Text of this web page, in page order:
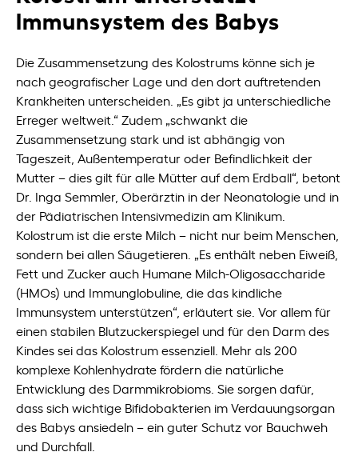
Immunsystem des Babys
Die Zusammensetzung des Kolostrums könne sich je
nach geografischer Lage und den dort auftretenden
Krankheiten unterscheiden. „Es gibt ja unterschiedliche
Erreger weltweit.“ Zudem „schwankt die
Zusammensetzung stark und ist abhängig von
Tageszeit, Außentemperatur oder Befindlichkeit der
Mutter – dies gilt für alle Mütter auf dem Erdball“, betont
Dr. Inga Semmler, Oberärztin in der Neonatologie und in
der Pädiatrischen Intensivmedizin am Klinikum.
Kolostrum ist die erste Milch – nicht nur beim Menschen,
sondern bei allen Säugetieren. „Es enthält neben Eiweiß,
Fett und Zucker auch Humane Milch-Oligosaccharide
(HMOs) und Immunglobuline, die das kindliche
Immunsystem unterstützen“, erläutert sie. Vor allem für
einen stabilen Blutzuckerspiegel und für den Darm des
Kindes sei das Kolostrum essenziell. Mehr als 200
komplexe Kohlenhydrate fördern die natürliche
Entwicklung des Darmmikrobioms. Sie sorgen dafür,
dass sich wichtige Bifidobakterien im Verdauungsorgan
des Babys ansiedeln – ein guter Schutz vor Bauchweh
und Durchfall.